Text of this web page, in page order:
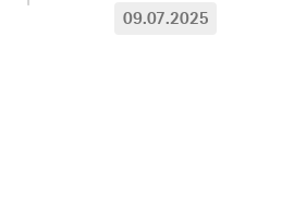
09.07.2025